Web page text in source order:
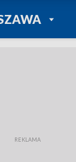
POWRÓT DO
TVP REGIONY